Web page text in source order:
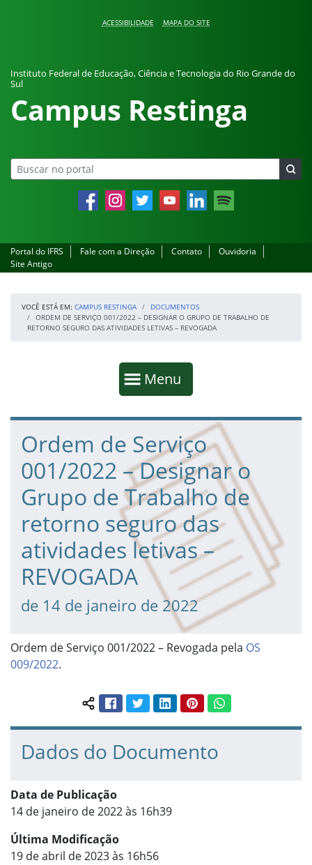
ACESSIBILIDADE MAPA DO SITE
Instituto Federal de Educação, Ciência e Tecnologia do Rio Grande do
Sul
Campus Restinga
FacebookInstagramTwitter YouTube LinkedIn Spotify
Portal do IFRS Fale com a Direção Contato
Ouvidoria
Site Antigo
VOCÊ ESTÁ EM: CAMPUS RESTINGA
DOCUMENTOS
ORDEM DE SERVIÇO 001/2022 – DESIGNAR O GRUPO DE TRABALHO DE
RETORNO SEGURO DAS ATIVIDADES LETIVAS – REVOGADA
Mostrar
Menu
Fim da navegação
Início do conteúdo
Ordem de Serviço
001/2022 – Designar o
Grupo de Trabalho de
retorno seguro das
atividades letivas –
REVOGADA
de 14 de janeiro de 2022
Ordem de Serviço 001/2022 – Revogada pela OS
009/2022.
Compartilhar conteúdo:
FacebookTwitterLinkedInPinterestWhatsApp
Dados do Documento
Data de Publicação
14 de janeiro de 2022 às 16h39
Última Modificação
19 de abril de 2023 às 16h56